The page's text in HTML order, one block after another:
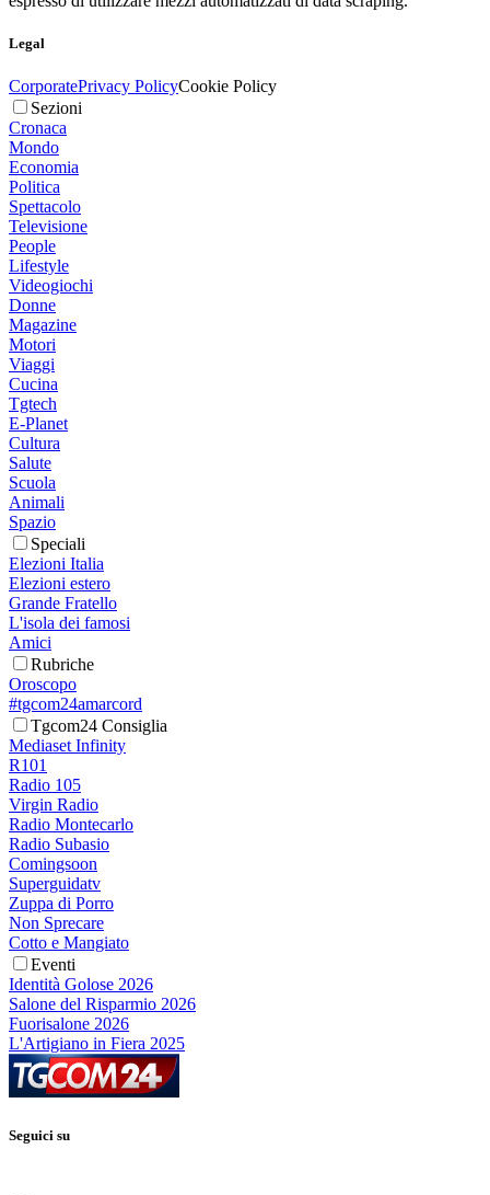
Legal
CorporatePrivacy PolicyCookie Policy
Sezioni
Cronaca
Mondo
Economia
Politica
Spettacolo
Televisione
People
Lifestyle
Videogiochi
Donne
Magazine
Motori
Viaggi
Cucina
Tgtech
E-Planet
Cultura
Salute
Scuola
Animali
Spazio
Speciali
Elezioni Italia
Elezioni estero
Grande Fratello
L'isola dei famosi
Amici
Rubriche
Oroscopo
#tgcom24amarcord
Tgcom24 Consiglia
Mediaset Infinity
R101
Radio 105
Virgin Radio
Radio Montecarlo
Radio Subasio
Comingsoon
Superguidatv
Zuppa di Porro
Non Sprecare
Cotto e Mangiato
Eventi
Identità Golose 2026
Salone del Risparmio 2026
Fuorisalone 2026
L'Artigiano in Fiera 2025
Seguici su